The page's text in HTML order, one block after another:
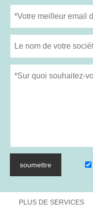
soumettre
PLUS DE SERVICES